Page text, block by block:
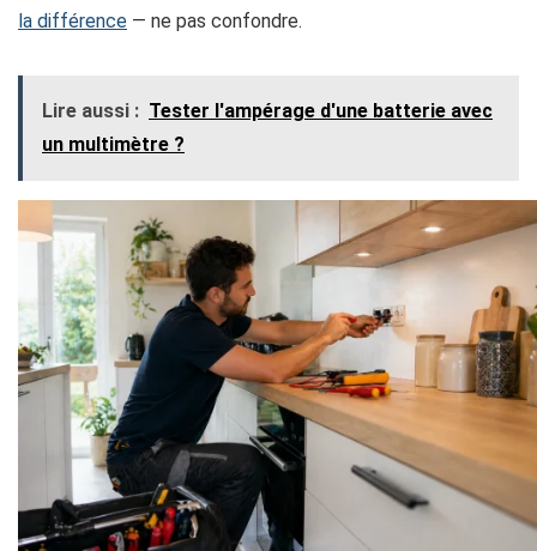
la différence — ne pas confondre.
Lire aussi : Tester l'ampérage d'une batterie avec
un multimètre​ ?